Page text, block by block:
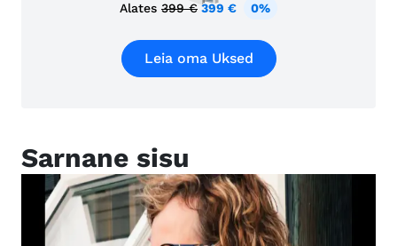
Alates 399 € 399 € 0%
Leia oma Uksed
Sarnane sisu